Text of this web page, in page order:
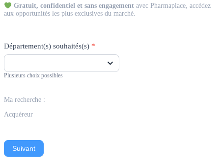
Gratuit, confidentiel et sans engagementavec Pharmaplace, accédez
aux opportunités les plus exclusives du marché.
Département(s) souhaités(s) *
Plusieurs choix possibles
Ma recherche :
Acquéreur
Suivant